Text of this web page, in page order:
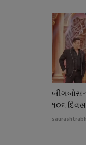
બીગબોસ-
૧૦૬